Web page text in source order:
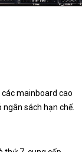
mainboard cao
sách hạn chế.